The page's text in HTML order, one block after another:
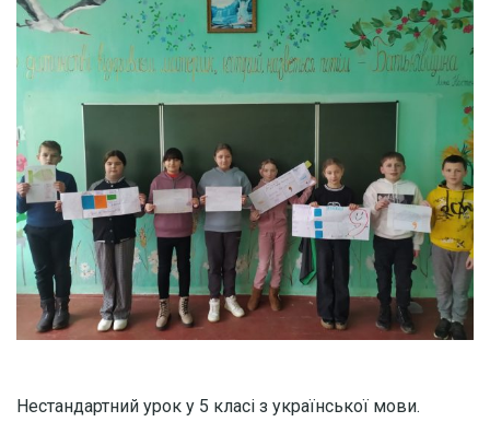
Нестандартний урок у 5 класі з української мови.